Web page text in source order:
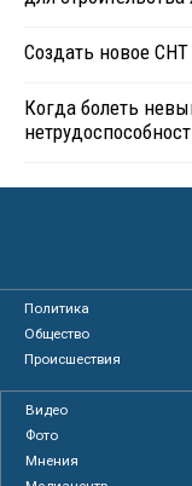
Создать новое СНТ
Когда болеть
Политика
Общество
Происшествия
Видео
Фото
Мнения